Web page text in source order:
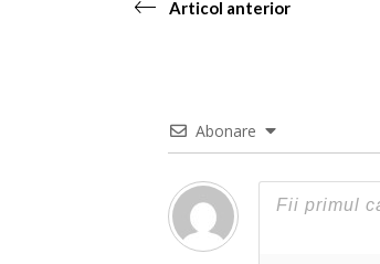
Articol anterior
Abonare